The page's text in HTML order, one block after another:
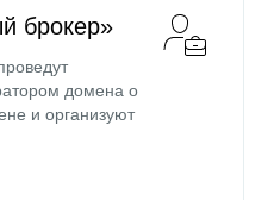
брокер»
домена о
и организуют